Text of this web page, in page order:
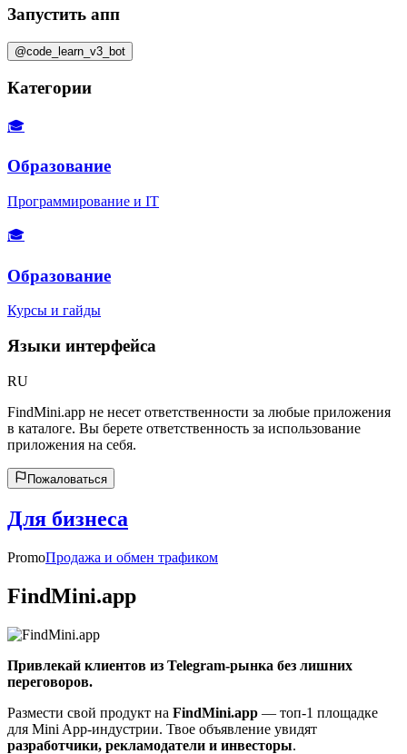
Запустить апп
@code_learn_v3_bot
Категории
🎓
Образование
Программирование и IT
🎓
Образование
Курсы и гайды
Языки интерфейса
RU
FindMini.app не несет ответственности за любые приложения
в каталоге. Вы берете ответственность за использование
приложения на себя.
Пожаловаться
Для бизнеса
PromoПродажа и обмен трафиком
FindMini.app
Привлекай клиентов из Telegram-рынка без лишних
переговоров.
Размести свой продукт на FindMini.app — топ-1 площадке
для Mini App-индустрии. Твое объявление увидят
разработчики, рекламодатели и инвесторы.